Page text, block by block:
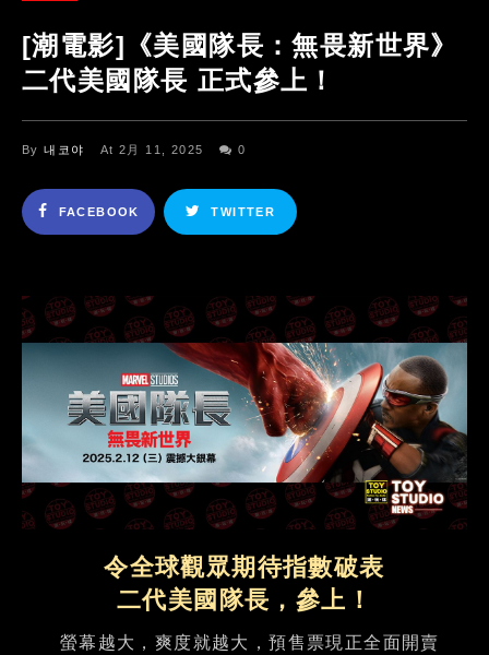
[潮電影]《美國隊長：無畏新世界》
二代美國隊長 正式參上！
By내코야 At 2月 11, 2025 0
FACEBOOK TWITTER
令全球觀眾期待指數破表
二代美國隊長，參上！
螢幕越大，爽度就越大，預售票現正全面開賣